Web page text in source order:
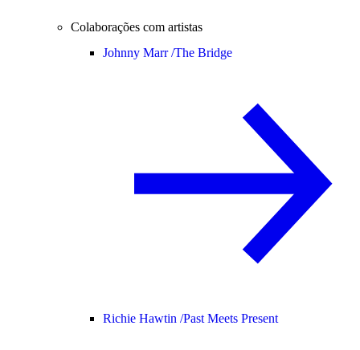
Colaborações com artistas
Johnny Marr /The Bridge
Richie Hawtin /Past Meets Present